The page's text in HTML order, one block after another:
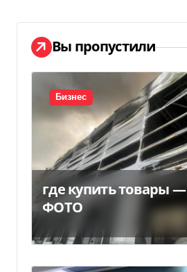
Вы пропустили
Бизнес
где купить товары —
ФОТО